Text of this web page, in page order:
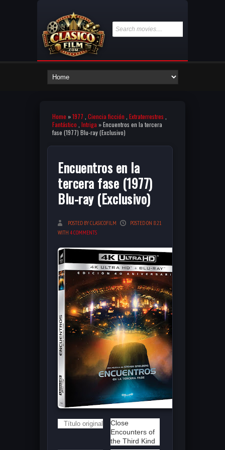
Home »1977 Ciencia ficción Extraterrestres
Fantástico Intriga » Encuentros en la tercera
fase (1977) Blu-ray (Exclusivo)
Encuentros en la
tercera fase (1977)
Blu-ray (Exclusivo)
POSTED BY CLASICOFILM
POSTED ON 8:21
WITH 4 COMMENTS
Título original
Close
Encounters of
the Third Kind